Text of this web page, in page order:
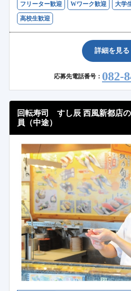
フリーター歓迎 Wワーク歓迎 大学
高校生歓迎
詳細を見る
応募先電話番号： 082-
回転寿司 すし辰 西風新都店
員（中途）